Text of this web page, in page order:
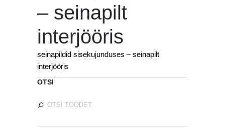
– seinapilt
interjööris
seinapildid sisekujunduses – seinapilt
interjööris
OTSI